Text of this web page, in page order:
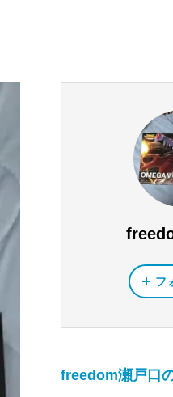
フ
freedom瀬戸口